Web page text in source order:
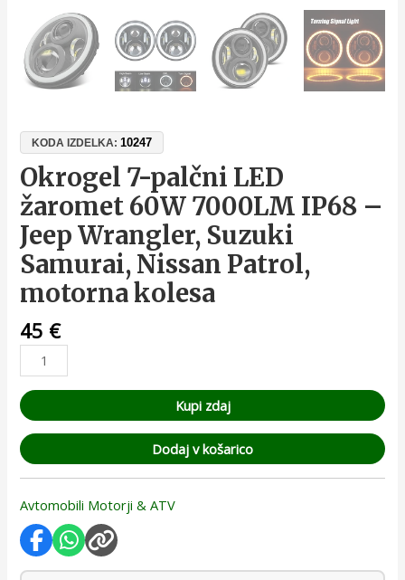
KODA IZDELKA:10247
Okrogel 7-palčni LED
žaromet 60W 7000LM IP68 –
Jeep Wrangler, Suzuki
Samurai, Nissan Patrol,
motorna kolesa
45 €
Kupi zdaj
Dodaj v košarico
Avtomobili Motorji & ATV